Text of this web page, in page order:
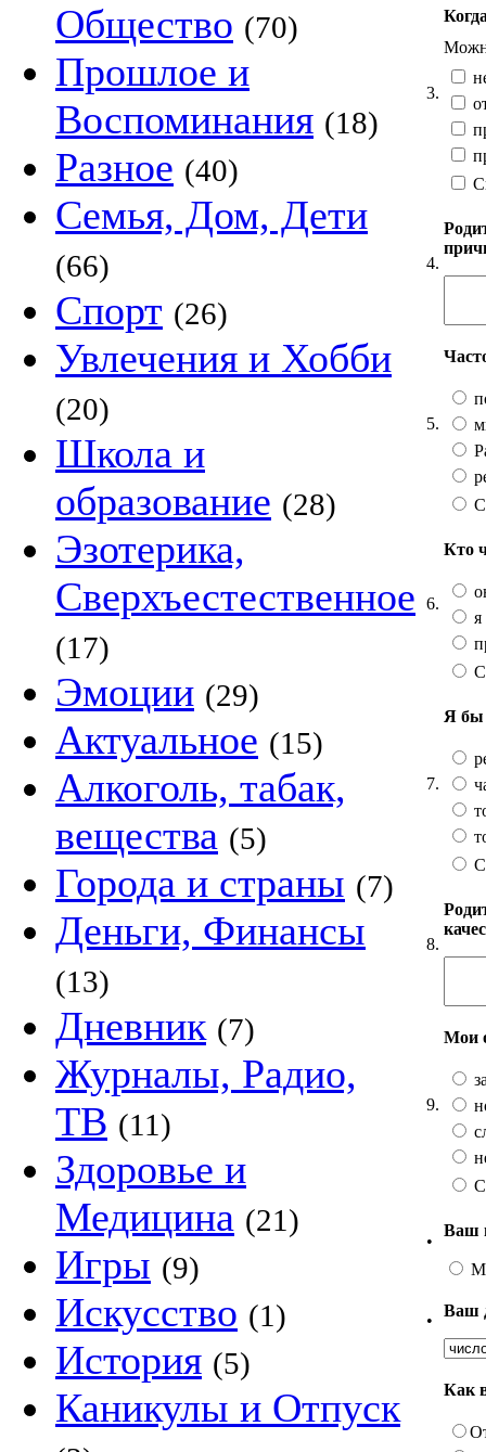
Общество (70)
Прошлое и
Воспоминания (18)
Разное (40)
Семья, Дом, Дети
(66)
Спорт (26)
Увлечения и Хобби
(20)
Школа и
образование (28)
Эзотерика,
Сверхъестественное
(17)
Эмоции (29)
Актуальное (15)
Алкоголь, табак,
вещества (5)
Города и страны (7)
Деньги, Финансы
(13)
Дневник (7)
Журналы, Радио,
ТВ (11)
Здоровье и
Медицина (21)
Игры (9)
Искусство (1)
История (5)
Каникулы и Отпуск
3.
4.
5.
6.
Кто
7.
Я бы
8.
9.
Мои
•
Ваш
•
Ваш
Как